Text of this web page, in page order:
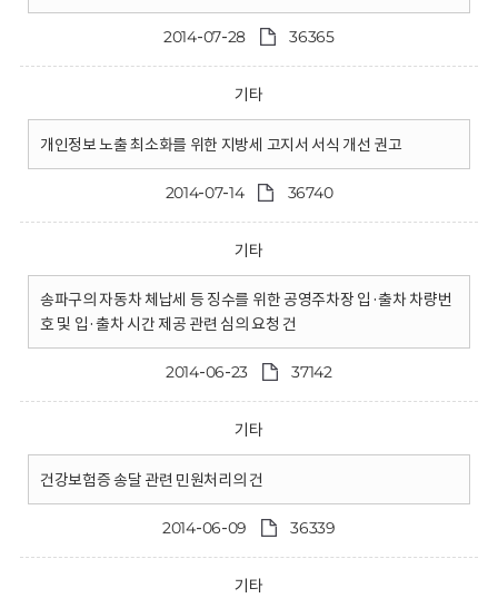
2014-07-28 36365
기타
개인정보 노출 최소화를 위한 지방세 고지서 서식 개선 권고
2014-07-14 36740
기타
송파구의 자동차 체납세 등 징수를 위한 공영주차장 입·출차 차량번
호 및 입·출차 시간 제공 관련 심의 요청 건
2014-06-23 37142
기타
건강보험증 송달 관련 민원처리의 건
2014-06-09 36339
기타